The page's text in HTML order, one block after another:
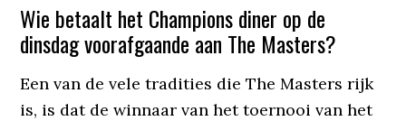
Wie betaalt het Champions diner op de
dinsdag voorafgaande aan The Masters?
Een van de vele tradities die The Masters rijk
is, is dat de winnaar van het toernooi van het